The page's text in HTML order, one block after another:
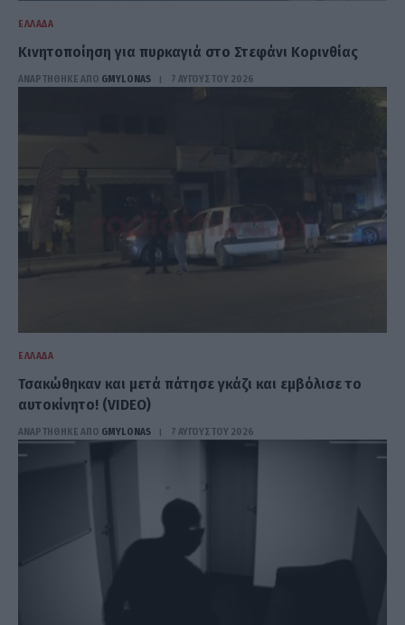
ΕΛΛΆΔΑ
Κινητοποίηση για πυρκαγιά στο Στεφάνι Κορινθίας
ΑΝΑΡΤΗΘΗΚΕ ΑΠΟ GMYLONAS 7 ΑΥΓΟΎΣΤΟΥ 2026
ΕΛΛΆΔΑ
Τσακώθηκαν και μετά πάτησε γκάζι και εμβόλισε το
αυτοκίνητο! (VIDEO)
ΑΝΑΡΤΗΘΗΚΕ ΑΠΟ GMYLONAS 7 ΑΥΓΟΎΣΤΟΥ 2026